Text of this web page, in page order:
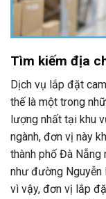
Tìm kiếm địa
Dịch vụ lắp đặt
thế là một trong
lượng nhất tại khu
ngành, đơn vị này
thành phố Đà
như đường Nguyễn
vì vậy, đơn vị lắp